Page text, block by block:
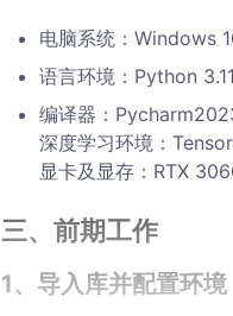
电脑系统：Windows
语言环境：Python
编译器：
深度学习环境：
显卡及显存：RTX
三、前期工作
1、导入库并配置环境